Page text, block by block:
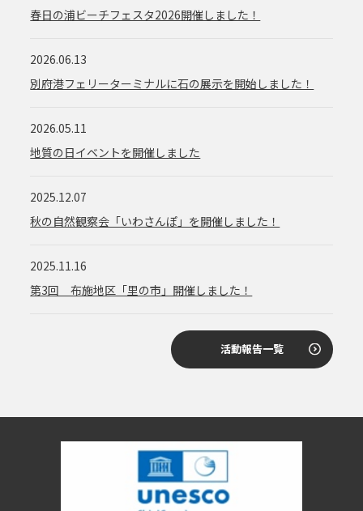
春日の浦ビーチフェスタ2026開催しました！
2026.06.13
別府港フェリーターミナルに石の展示を開始しました！
2026.05.11
地質の日イベントを開催しました
2025.12.07
秋の自然観察会「いわさんぽ」を開催しました！
2025.11.16
第3回 布施地区「里の市」開催しました！
活動報告一覧